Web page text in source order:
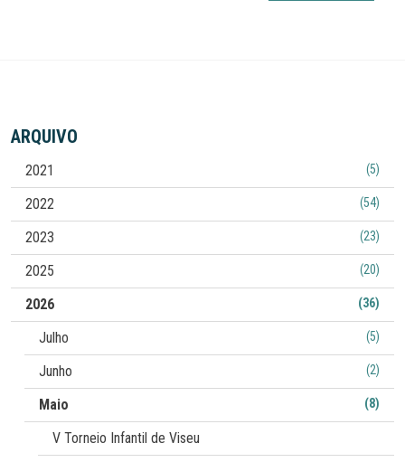
ARQUIVO
2021 (5)
2022 (54)
2023 (23)
2025 (20)
2026 (36)
Julho (5)
Junho (2)
Maio (8)
V Torneio Infantil de Viseu